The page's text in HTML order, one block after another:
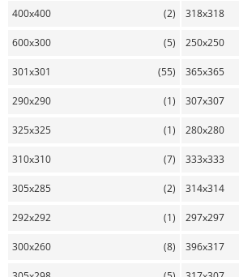
400x400 (2) 318x318
600x300 (5) 250x250
301x301 (55) 365x365
290x290 (1) 307x307
325x325 (1) 280x280
310x310 (7) 333x333
305x285 (2) 314x314
292x292 (1) 297x297
300x260 (8) 396x317